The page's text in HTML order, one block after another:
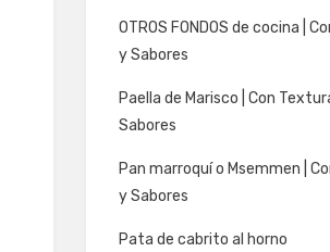
OTROS FONDOS de cocina |
y Sabores
Paella de Marisco | Con
Sabores
Pan marroquí o Msemmen |
y Sabores
Pata de cabrito al horno